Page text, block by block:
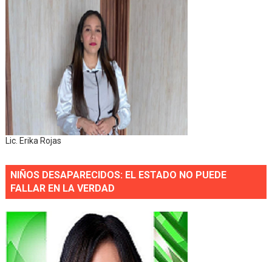
Lic. Erika Rojas
NIÑOS DESAPARECIDOS: EL ESTADO NO PUEDE
FALLAR EN LA VERDAD